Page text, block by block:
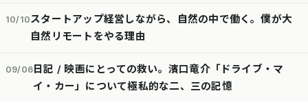
10/10スタートアップ経営しながら、自然の中で働く。僕が大
自然リモートをやる理由
09/06日記 / 映画にとっての救い。濱口竜介「ドライブ・マ
イ・カー」について極私的な二、三の記憶